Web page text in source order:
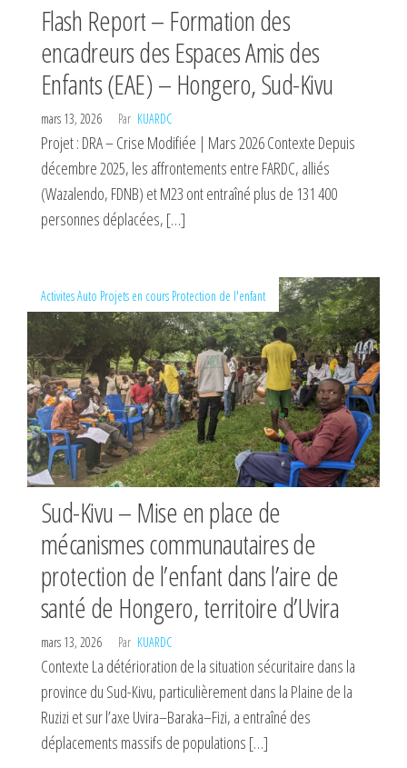
Flash Report – Formation des
encadreurs des Espaces Amis des
Enfants (EAE) – Hongero, Sud-Kivu
mars 13, 2026 Par KUARDC
Projet : DRA – Crise Modifiée | Mars 2026 Contexte Depuis
décembre 2025, les affrontements entre FARDC, alliés
(Wazalendo, FDNB) et M23 ont entraîné plus de 131 400
personnes déplacées, […]
ActivitesAuto Projets en cours Protection de l'enfant
Sud-Kivu – Mise en place de
mécanismes communautaires de
protection de l’enfant dans l’aire de
santé de Hongero, territoire d’Uvira
mars 13, 2026 Par KUARDC
Contexte La détérioration de la situation sécuritaire dans la
province du Sud-Kivu, particulièrement dans la Plaine de la
Ruzizi et sur l’axe Uvira–Baraka–Fizi, a entraîné des
déplacements massifs de populations […]